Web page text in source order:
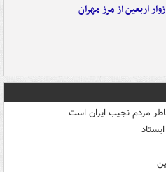
اربعین از مرز مهران
مردم نجیب ایران است